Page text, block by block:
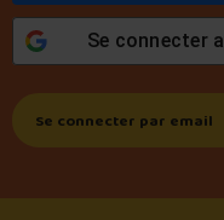
Se connecter
Se connecter par email